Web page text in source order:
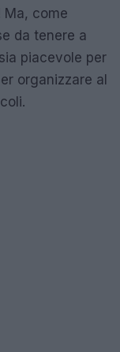
Ma, come
da tenere a
piacevole per
organizzare al